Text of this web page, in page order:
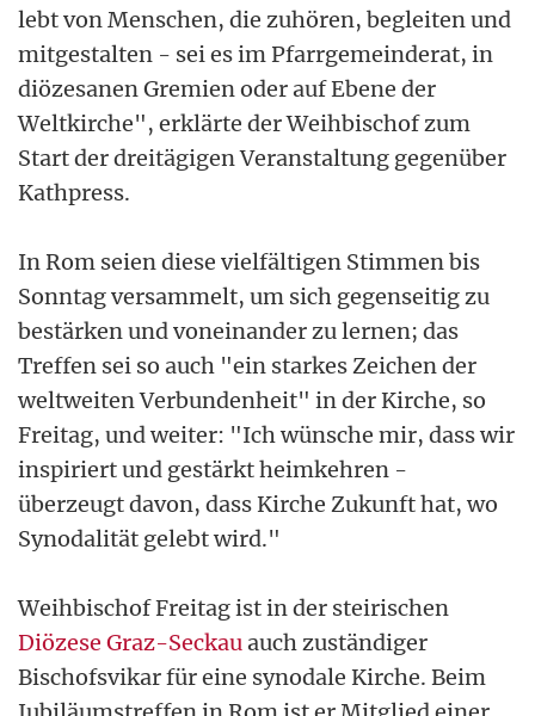
lebt von Menschen, die zuhören, begleiten und
mitgestalten - sei es im Pfarrgemeinderat, in
diözesanen Gremien oder auf Ebene der
Weltkirche", erklärte der Weihbischof zum
Start der dreitägigen Veranstaltung gegenüber
Kathpress.
In Rom seien diese vielfältigen Stimmen bis
Sonntag versammelt, um sich gegenseitig zu
bestärken und voneinander zu lernen; das
Treffen sei so auch "ein starkes Zeichen der
weltweiten Verbundenheit" in der Kirche, so
Freitag, und weiter: "Ich wünsche mir, dass wir
inspiriert und gestärkt heimkehren -
überzeugt davon, dass Kirche Zukunft hat, wo
Synodalität gelebt wird."
Weihbischof Freitag ist in der steirischen
Diözese Graz-Seckauauch zuständiger
Bischofsvikar für eine synodale Kirche. Beim